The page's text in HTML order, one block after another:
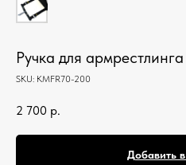
Ручка для
SKU: KMFR70-200
2 700 р.
Добавить